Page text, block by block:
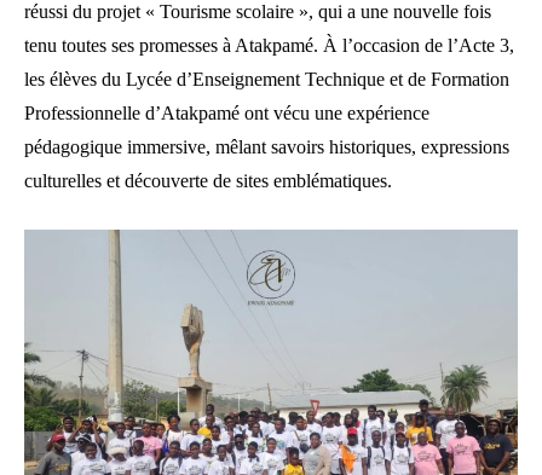
réussi du projet « Tourisme scolaire », qui a une nouvelle fois
tenu toutes ses promesses à Atakpamé. À l’occasion de l’Acte 3,
les élèves du Lycée d’Enseignement Technique et de Formation
Professionnelle d’Atakpamé ont vécu une expérience
pédagogique immersive, mêlant savoirs historiques, expressions
culturelles et découverte de sites emblématiques.